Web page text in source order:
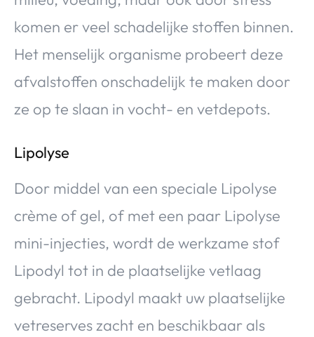
komen er veel schadelijke stoffen binnen.
Het menselijk organisme probeert deze
afvalstoffen onschadelijk te maken door
ze op te slaan in vocht- en vetdepots.
Lipolyse
Door middel van een speciale Lipolyse
crème of gel, of met een paar Lipolyse
mini-injecties, wordt de werkzame stof
Lipodyl tot in de plaatselijke vetlaag
gebracht. Lipodyl maakt uw plaatselijke
vetreserves zacht en beschikbaar als